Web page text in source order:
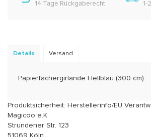
14 Tage Rückgaberecht
1-
Details Versand
Papierfächergirlande Hellblau (300 cm)
Produktsicherheit: Herstellerinfo/EU
Magicoo e.K.
Strundener Str. 123